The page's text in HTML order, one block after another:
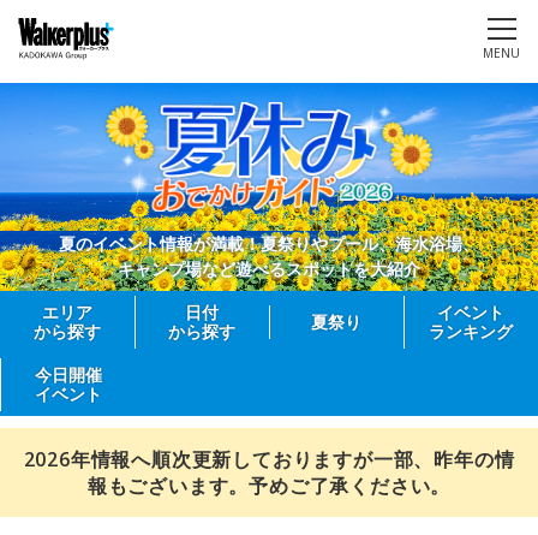
MENU
夏のイベント情報が満載！夏祭りやプール、海水浴場、
キャンプ場など遊べるスポットを大紹介
エリア
から探す
日付
から探す
夏祭り
イベント
ランキング
今日開催
イベント
2026年情報へ順次更新しておりますが一部、昨年の情
報もございます。予めご了承ください。